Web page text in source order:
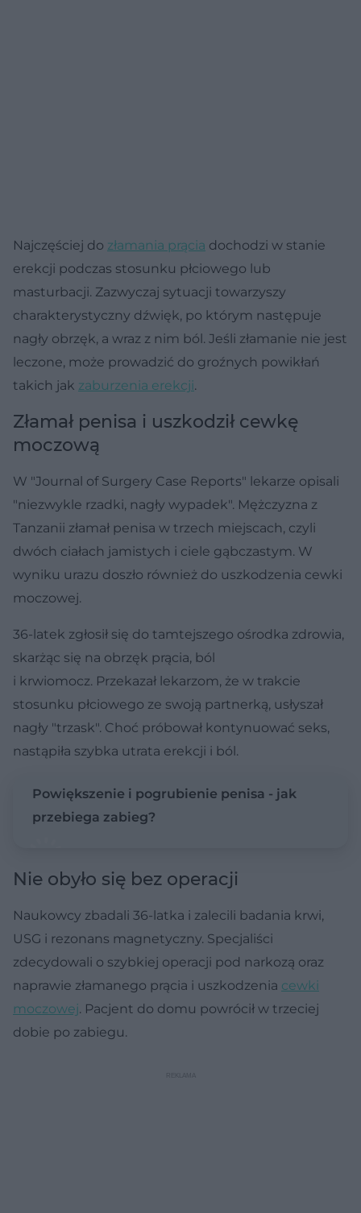
Najczęściej do złamania prącia dochodzi w stanie
erekcji podczas stosunku płciowego lub
masturbacji. Zazwyczaj sytuacji towarzyszy
charakterystyczny dźwięk, po którym następuje
nagły obrzęk, a wraz z nim ból. Jeśli złamanie nie jest
leczone, może prowadzić do groźnych powikłań
takich jak zaburzenia erekcji.
Złamał penisa i uszkodził cewkę
moczową
W "Journal of Surgery Case Reports" lekarze opisali
"niezwykle rzadki, nagły wypadek". Mężczyzna z
Tanzanii złamał penisa w trzech miejscach, czyli
dwóch ciałach jamistych i ciele gąbczastym. W
wyniku urazu doszło również do uszkodzenia cewki
moczowej.
36-latek zgłosił się do tamtejszego ośrodka zdrowia,
skarżąc się na obrzęk prącia, ból
i krwiomocz. Przekazał lekarzom, że w trakcie
stosunku płciowego ze swoją partnerką, usłyszał
nagły "trzask". Choć próbował kontynuować seks,
nastąpiła szybka utrata erekcji i ból.
Powiększenie i pogrubienie penisa - jak
przebiega zabieg?
Nie obyło się bez operacji
Naukowcy zbadali 36-latka i zalecili badania krwi,
USG i rezonans magnetyczny. Specjaliści
zdecydowali o szybkiej operacji pod narkozą oraz
naprawie złamanego prącia i uszkodzenia cewki
moczowej. Pacjent do domu powrócił w trzeciej
dobie po zabiegu.